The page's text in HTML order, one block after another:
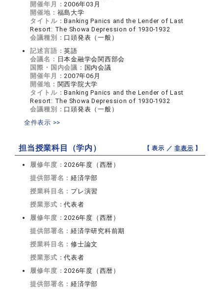
開催年月：2006年03月
開催地： 福島大学
タイトル：Banking Panics and the Lender of Last
Resort: The Showa Depression of 1930-1932
会議種別： 口頭発表（一般）
記述言語：英語
会議名： 日本金融学会関西部会
国際・国内会議： 国内会議
開催年月：2007年06月
開催地： 関西学院大学
タイトル：Banking Panics and the Lender of Last
Resort: The Showa Depression of 1930-1932
会議種別： 口頭発表（一般）
全件表示 >>
担当授業科目（学内） 【 表示 ／非表示 】
履修年度：2026年度（西暦）
提供部署名：経済学部
授業科目名： プレ演習
授業形式：代表者
履修年度：2026年度（西暦）
提供部署名：経済学研究科前期
授業科目名：修士論文
授業形式：代表者
履修年度：2026年度（西暦）
提供部署名：経済学部